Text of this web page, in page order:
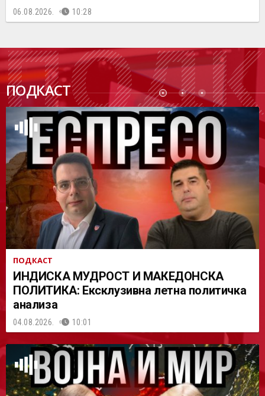
06.08.2026. 10:28
ПОДКАСТ
ПОДК
АСТ
ПОДКАСТ
ИНДИСКА МУДРОСТ И МАКЕДОНСКА
ПОЛИТИКА: Ексклузивна летна политичка
анализа
04.08.2026. 10:01